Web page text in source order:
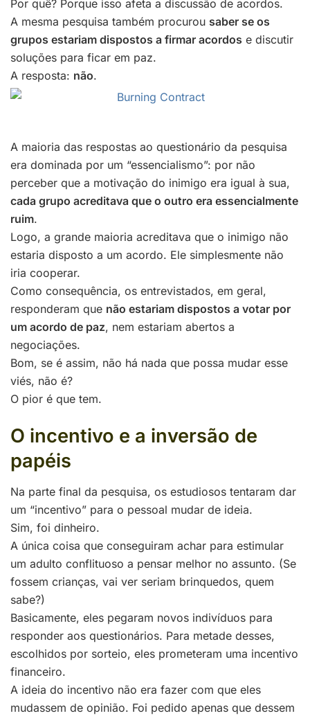
Por quê? Porque isso afeta a discussão de acordos.
A mesma pesquisa também procurou saber se os
grupos estariam dispostos a firmar acordos e discutir
soluções para ficar em paz.
A resposta: não.
A maioria das respostas ao questionário da pesquisa
era dominada por um “essencialismo”: por não
perceber que a motivação do inimigo era igual à sua,
cada grupo acreditava que o outro era essencialmente
ruim.
Logo, a grande maioria acreditava que o inimigo não
estaria disposto a um acordo. Ele simplesmente não
iria cooperar.
Como consequência, os entrevistados, em geral,
responderam que não estariam dispostos a votar por
um acordo de paz, nem estariam abertos a
negociações.
Bom, se é assim, não há nada que possa mudar esse
viés, não é?
O pior é que tem.
O incentivo e a inversão de
papéis
Na parte final da pesquisa, os estudiosos tentaram dar
um “incentivo” para o pessoal mudar de ideia.
Sim, foi dinheiro.
A única coisa que conseguiram achar para estimular
um adulto conflituoso a pensar melhor no assunto. (Se
fossem crianças, vai ver seriam brinquedos, quem
sabe?)
Basicamente, eles pegaram novos indivíduos para
responder aos questionários. Para metade desses,
escolhidos por sorteio, eles prometeram uma incentivo
financeiro.
A ideia do incentivo não era fazer com que eles
mudassem de opinião. Foi pedido apenas que dessem